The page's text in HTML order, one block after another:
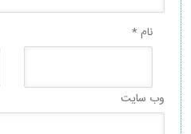
نام*
وب‌ سایت